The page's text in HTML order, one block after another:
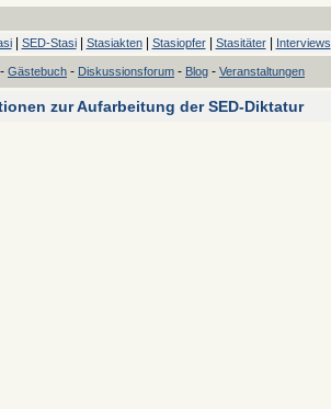
| SED-Stasi| Stasiakten| Stasiopfer| Stasitäter| Interviews
- Gästebuch - Diskussionsforum - Blog - Veranstaltungen
zur Aufarbeitung der SED-Diktatur